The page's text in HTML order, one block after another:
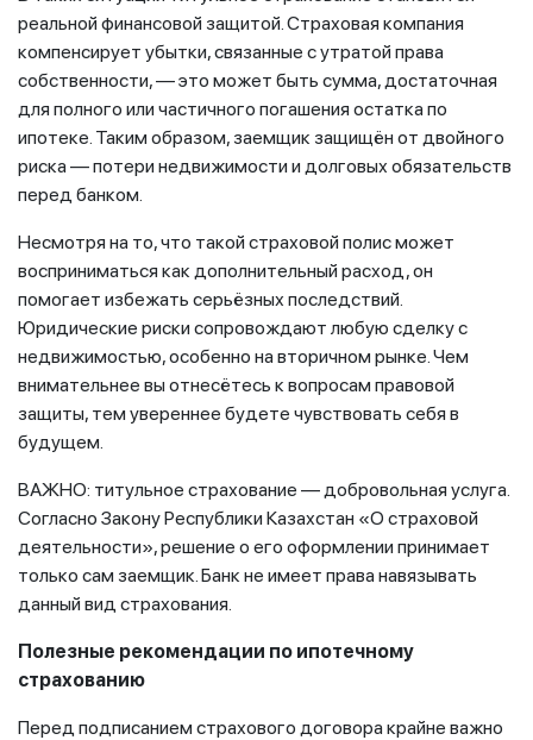
реальной финансовой защитой. Страховая компания
компенсирует убытки, связанные с утратой права
собственности, — это может быть сумма, достаточная
для полного или частичного погашения остатка по
ипотеке. Таким образом, заемщик защищён от двойного
риска — потери недвижимости и долговых обязательств
перед банком.
Несмотря на то, что такой страховой полис может
восприниматься как дополнительный расход, он
помогает избежать серьёзных последствий.
Юридические риски сопровождают любую сделку с
недвижимостью, особенно на вторичном рынке. Чем
внимательнее вы отнесётесь к вопросам правовой
защиты, тем увереннее будете чувствовать себя в
будущем.
ВАЖНО: титульное страхование — добровольная услуга.
Согласно Закону Республики Казахстан «О страховой
деятельности», решение о его оформлении принимает
только сам заемщик. Банк не имеет права навязывать
данный вид страхования.
Полезные рекомендации по ипотечному
страхованию
Перед подписанием страхового договора крайне важно